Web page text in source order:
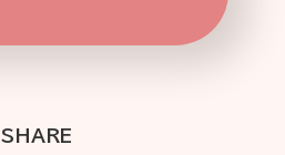
SHARE